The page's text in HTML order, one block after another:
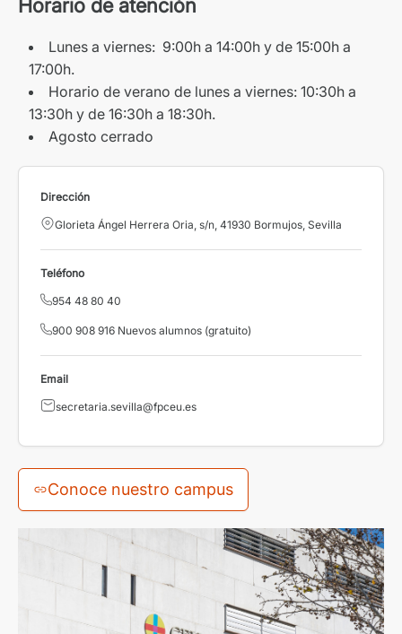
Horario de atención
Lunes a viernes: 9:00h a 14:00h y de 15:00h a
17:00h.
Horario de verano de lunes a viernes: 10:30h a
13:30h y de 16:30h a 18:30h.
Agosto cerrado
Dirección
Glorieta Ángel Herrera Oria, s/n, 41930 Bormujos, Sevilla
Teléfono
954 48 80 40
900 908 916 Nuevos alumnos (gratuito)
Email
secretaria.sevilla@fpceu.es
Conoce nuestro campus